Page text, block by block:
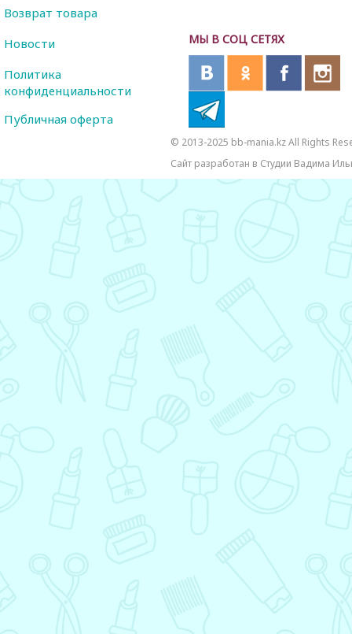
МЫ В СОЦ СЕТЯХ
Возврат товара
Новости
Политика
конфиденциальности
Публичная оферта
© 2013-2025 bb-mania.kz All Rights
Сайт разработан в Студии Вадима